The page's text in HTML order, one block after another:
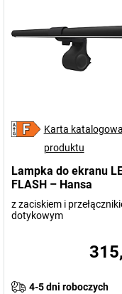
Karta katalogowa
produktu
Lampka do ekranu
FLASH – Hansa
z zaciskiem i
dotykowym
4-5 dni roboczych